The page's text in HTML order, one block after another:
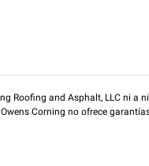
and Asphalt, LLC ni a
Corning no ofrece